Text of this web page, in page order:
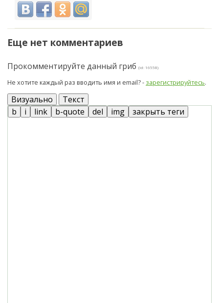
Еще нет комментариев
Прокомментируйте данный гриб (id: 16558)
Не хотите каждый раз вводить имя и email? - зарегистрируйтесь.
Визуально Текст